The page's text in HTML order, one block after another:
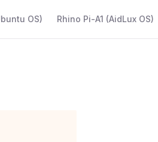
OS) Rhino Pi-A1 (AidLux OS)